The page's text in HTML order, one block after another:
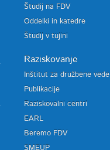
Študij na FDV
Oddelki in katedre
Študij v tujini
Raziskovanje
Inštitut za družbene vede
Publikacije
Raziskovalni centri
EARL
Beremo FDV
SMEUP